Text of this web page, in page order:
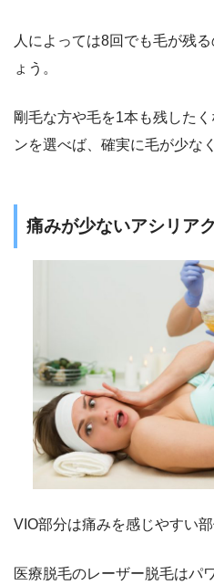
人によっては8回でも毛が残
ょう。
剛毛な方や毛を1本も残した
ンを選べば、確実に毛が少な
痛みが少ないアシリア
VIO部分は痛みを感じやすい部
医療脱毛のレーザー脱毛はパ